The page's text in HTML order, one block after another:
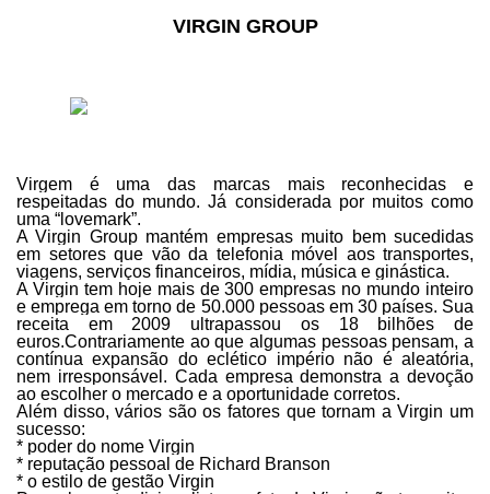
VIRGIN GROUP
Virgem é uma das marcas mais reconhecidas e
respeitadas do mundo.Já considerada por muitos como
uma “lovemark”.
A Virgin Group mantém empresas muito bem sucedidas
em setores que vão da telefonia móvel aos transportes,
viagens, serviços financeiros, mídia, música e ginástica.
A Virgin tem hoje mais de 300 empresas no mundo inteiro
e emprega em torno de 50.000 pessoas em 30 países. Sua
receita em 2009 ultrapassou os 18 bilhões de
euros.Contrariamente ao que algumas pessoas pensam, a
contínua expansão do eclético império não é aleatória,
nem irresponsável. Cada empresa demonstra a devoção
ao escolher o mercado e a oportunidade corretos.
Além disso, vários são os fatores que tornam a Virgin um
sucesso:
* poder do nome Virgin
* reputação pessoal de Richard Branson
* o estilo de gestão Virgin